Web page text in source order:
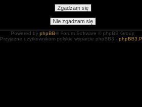
Powered by phpBB® Forum Software © phpBB Group
Przyjazne użytkownikom polskie wsparcie phpBB3 -